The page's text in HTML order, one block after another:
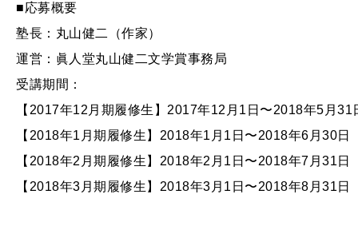
■応募概要
塾長：丸山健二（作家）
運営：眞人堂丸山健二文学賞事務局
受講期間：
【2017年12月期履修生】2017年12月1日〜2018年5月31
【2018年1月期履修生】2018年1月1日〜2018年6月30日
【2018年2月期履修生】2018年2月1日〜2018年7月31日
【2018年3月期履修生】2018年3月1日〜2018年8月31日